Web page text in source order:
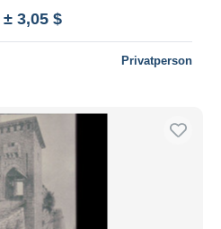
± 3,05 $
Privatperson